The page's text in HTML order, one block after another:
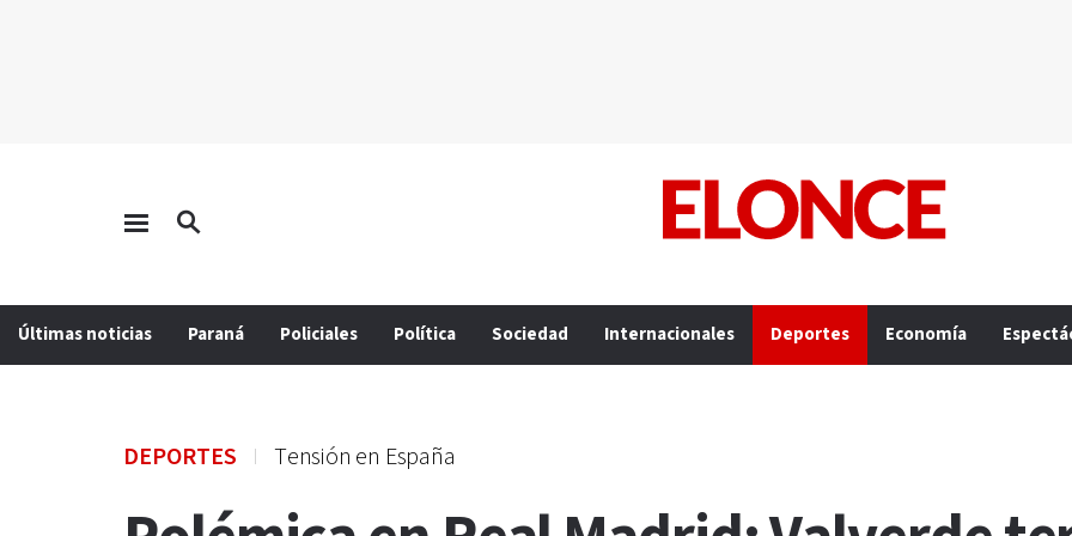
Últimas noticias Paraná Policiales Política Sociedad Internacionales Deportes Economía
DEPORTES Tensión en España